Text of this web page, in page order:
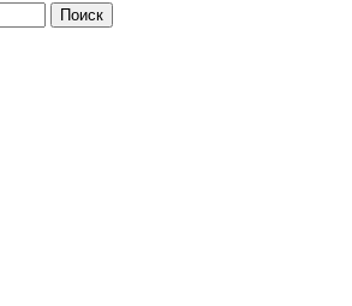
Поиск